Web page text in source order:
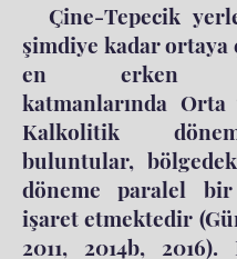
Çine-Tepecik
şimdiye kadar ortaya
en erken
katmanlarında
Kalkolitik
buluntular,
döneme paralel
işaret etmektedir
2011, 2014b,